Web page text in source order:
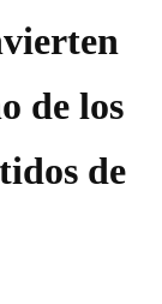
de los
de